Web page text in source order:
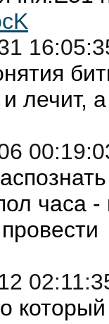
лечит,
часа